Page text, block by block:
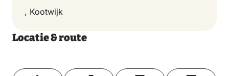
, Kootwijk
Locatie & route
Toon op kaart